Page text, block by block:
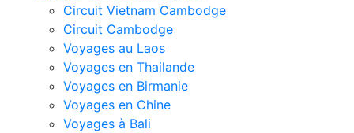
Circuit Vietnam Cambodge
Circuit Cambodge
Voyages au Laos
Voyages en Thailande
Voyages en Birmanie
Voyages en Chine
Voyages à Bali